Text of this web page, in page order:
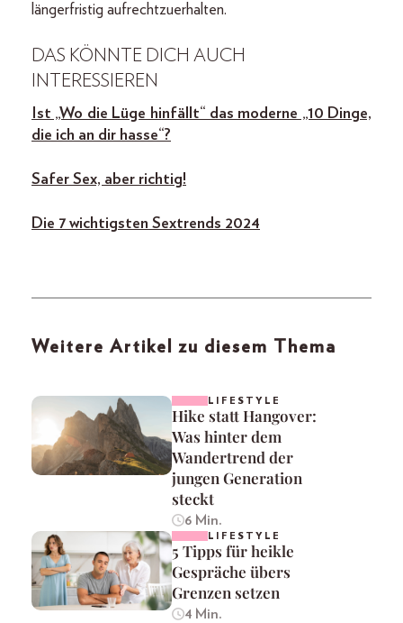
längerfristig aufrechtzuerhalten.
DAS KÖNNTE DICH AUCH
INTERESSIEREN
Ist „Wo die Lüge hinfällt“ das moderne „10 Dinge,
die ich an dir hasse“?
Safer Sex, aber richtig!
Die 7 wichtigsten Sextrends 2024
Weitere Artikel zu diesem Thema
LIFESTYLE
Hike statt Hangover:
Was hinter dem
Wandertrend der
jungen Generation
steckt
6 Min.
LIFESTYLE
5 Tipps für heikle
Gespräche übers
Grenzen setzen
4 Min.